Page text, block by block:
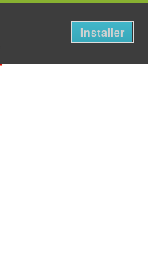
Installer